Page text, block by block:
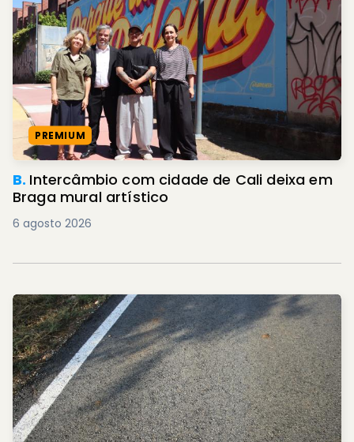
PREMIUM
B. Intercâmbio com cidade de Cali deixa em
Braga mural artístico
6 agosto 2026